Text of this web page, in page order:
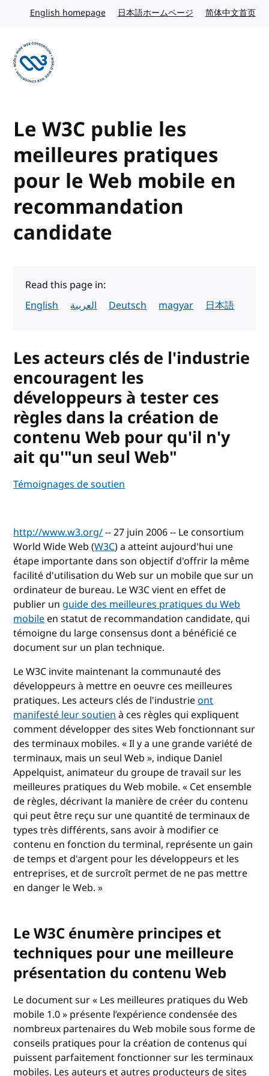
Skip to content
English homepageEnglish website
日本語ホームページ Japanese website
简体中文首页
Le W3C publie les
meilleures pratiques
pour le Web mobile en
recommandation
candidate
Read this page in:
English
العربية Deutsch magyar 日本語
Les acteurs clés de l'industrie
encouragent les
développeurs à tester ces
règles dans la création de
contenu Web pour qu'il n'y
ait qu'"un seul Web"
Témoignages de soutien
http://www.w3.org/-- 27 juin 2006 -- Le consortium
World Wide Web (W3C) a atteint aujourd'hui une
étape importante dans son objectif d'offrir la même
facilité d'utilisation du Web sur un mobile que sur un
ordinateur de bureau. Le W3C vient en effet de
publier un guide des meilleures pratiques du Web
mobileen statut de recommandation candidate, qui
témoigne du large consensus dont a bénéficié ce
document sur un plan technique.
Le W3C invite maintenant la communauté des
développeurs à mettre en oeuvre ces meilleures
pratiques. Les acteurs clés de l'industrieont
manifesté leur soutienà ces règles qui expliquent
comment développer des sites Web fonctionnant sur
des terminaux mobiles. « Il y a une grande variété de
terminaux, mais un seul Web », indique Daniel
Appelquist, animateur du groupe de travail sur les
meilleures pratiques du Web mobile. « Cet ensemble
de règles, décrivant la manière de créer du contenu
qui peut être reçu sur une quantité de terminaux de
types très différents, sans avoir à modifier ce
contenu en fonction du terminal, représente un gain
de temps et d'argent pour les développeurs et les
entreprises, et de surcroît permet de ne pas mettre
en danger le Web. »
Le W3C énumère principes et
techniques pour une meilleure
présentation du contenu Web
Le document sur « Les meilleures pratiques du Web
mobile 1.0 » présente l’expérience condensée des
nombreux partenaires du Web mobile sous forme de
conseils pratiques pour la création de contenus qui
puissent parfaitement fonctionner sur les terminaux
mobiles. Les auteurs et autres producteurs de sites